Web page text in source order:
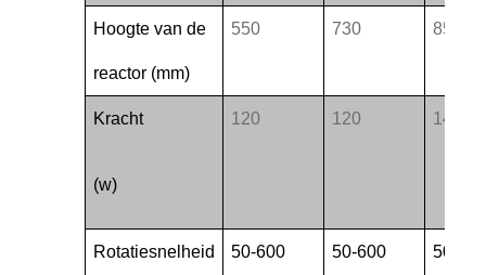
Hoogte van de
reactor (mm)
550 730 850
Kracht
(w)
120 120 140
Rotatiesnelheid 50-600 50-600 50-600